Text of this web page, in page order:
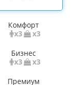
Комфорт
x3
x3
Бизнес
x3
x3
Премиум